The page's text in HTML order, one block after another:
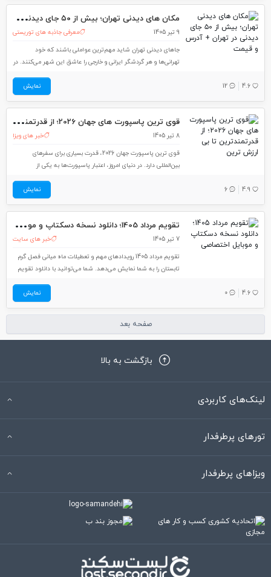
مکا
ن های دیدنی تهران؛ بیش از ۵۰ جای دیدنی در تهران + آدرس و قیمت
9 تیر 1405
معرفی جاذبه های توریستی
جاهای دیدنی تهران شاید مهم‌ترین عواملی باشند که خود
تهرانی‌ها و هر گردشگر ایرانی و خارجی را عاشق این شهر می‌کنند. در
شما در دسته‌بندی‌های مشخص و جدا آورده‌ایم و اطلاعات لازم مانند
4.6
12 نمایش
قوی
ترین پاسپورت های جهان 2026؛ از قدرتمندترین تا بی ارزش ترین
8 تیر 1405
خبر های ویزا
قوی ترین پاسپورت جهان 2026، قدرت بسیاری برای سفرهای
بین‌المللی دارد. در دنیای امروز، اعتبار پاسپورت‌ها به یکی از
پاسپورت‌ها علاوه‌بر اینکه ابزار شناسایی هستند، به‌عنوان مجوز
4.9
6 نمایش
تقو
یم مرداد 1405؛ دانلود نسخه دسکتاپ و موبایل اختصاصی
7 تیر 1405
خبر های سایت
تقویم مرداد 1405 رویدادهای مهم و تعطیلات ماه میانی فصل گرم
تابستان را به شما نمایش می‌دهد. شما می‌توانید با دانلود تقویم
ماه دسترسی داشته باشید و به‌آسانی برای کارهایتان برنامه‌ریزی
4.6
0 نمایش
صفحه بعد
بازگشت به بالا
لینک‌های کاربردی
تورهای پرطرفدار
ویزاهای پرطرفدار